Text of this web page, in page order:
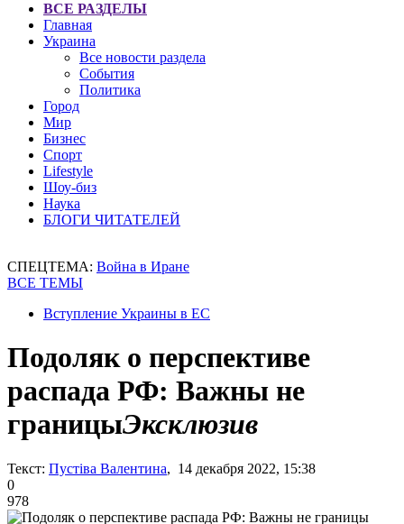
ВСЕ РАЗДЕЛЫ
Главная
Украина
Все новости раздела
События
Политика
Город
Мир
Бизнес
Спорт
Lifestyle
Шоу-биз
Наука
БЛОГИ ЧИТАТЕЛЕЙ
СПЕЦТЕМА: Война в Иране
ВСЕ ТЕМЫ
Вступление Украины в ЕС
Подоляк о перспективе
распада РФ: Важны не
границыЭксклюзив
Текст: Пустіва Валентина, 14 декабря 2022, 15:38
0
978